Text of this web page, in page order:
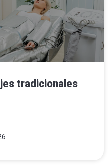
tradicionales